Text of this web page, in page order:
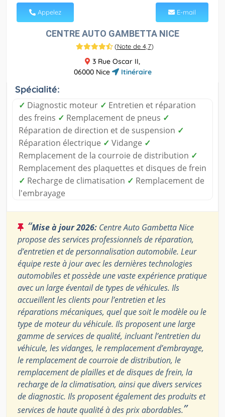
Appelez E-mail
CENTRE AUTO GAMBETTA NICE
(Note de 4,7)
3 Rue Oscar II,
06000 Nice
Itinéraire
Spécialité:
✓ Diagnostic moteur ✓ Entretien et réparation
des freins ✓ Remplacement de pneus ✓
Réparation de direction et de suspension ✓
Réparation électrique ✓ Vidange ✓
Remplacement de la courroie de distribution ✓
Remplacement des plaquettes et disques de frein
✓ Recharge de climatisation ✓ Remplacement de
l'embrayage
“Mise à jour 2026: Centre Auto Gambetta Nice
propose des services professionnels de réparation,
d’entretien et de personnalisation automobile. Leur
équipe reste à jour avec les dernières technologies
automobiles et possède une vaste expérience pratique
avec un large éventail de types de véhicules. Ils
accueillent les clients pour l’entretien et les
réparations mécaniques, quel que soit le modèle ou le
type de moteur du véhicule. Ils proposent une large
gamme de services de qualité, incluant l’entretien du
véhicule, les vidanges, le remplacement d’embrayage,
le remplacement de courroie de distribution, le
remplacement de plailles et de disques de frein, la
recharge de la climatisation, ainsi que divers services
de diagnostic. Ils proposent également des produits et
services de haute qualité à des prix abordables.”